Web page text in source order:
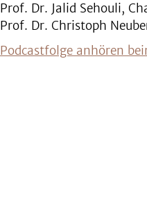
Prof. Dr. Jalid Sehouli,
Prof. Dr. Christoph
Podcastfolge anhören